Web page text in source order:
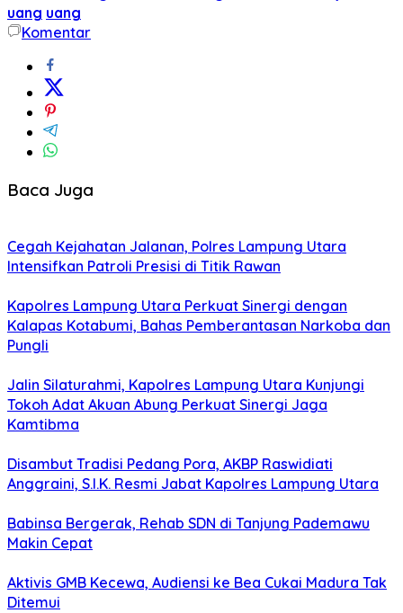
uang uang
Komentar
Baca Juga
Cegah Kejahatan Jalanan, Polres Lampung Utara
Intensifkan Patroli Presisi di Titik Rawan
Kapolres Lampung Utara Perkuat Sinergi dengan
Kalapas Kotabumi, Bahas Pemberantasan Narkoba dan
Pungli
Jalin Silaturahmi, Kapolres Lampung Utara Kunjungi
Tokoh Adat Akuan Abung Perkuat Sinergi Jaga
Kamtibma
Disambut Tradisi Pedang Pora, AKBP Raswidiati
Anggraini, S.I.K. Resmi Jabat Kapolres Lampung Utara
Babinsa Bergerak, Rehab SDN di Tanjung Pademawu
Makin Cepat
Aktivis GMB Kecewa, Audiensi ke Bea Cukai Madura Tak
Ditemui